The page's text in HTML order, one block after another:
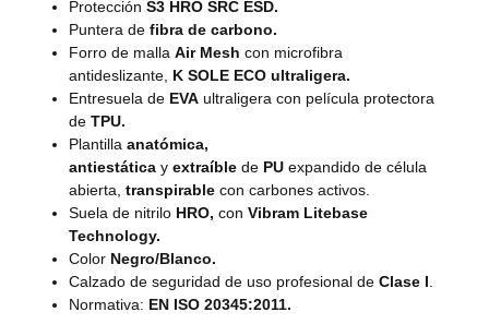
ProtecciónS3 HRO SRC ESD.
Puntera de fibra de carbono.
Forro de mallaAir Mesh con microfibra
antideslizante, K SOLE ECO ultraligera.
Entresuela de EVA ultraligera con película protectora
deTPU.
Plantillaanatómica,
antiestática yextraíble de PU expandido de célula
abierta,transpirable con carbones activos.
Suela de nitrilo HRO, conVibram Litebase
Technology.
Color Negro/Blanco.
Calzado de seguridad de uso profesional deClase I
Normativa: EN ISO 20345:2011.